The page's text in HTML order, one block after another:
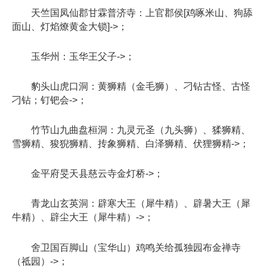
天竺国凤仙郡甘霖普济寺：上官郡侯[鸡啄米山、狗舔
面山、灯焰燎黄金大锁]->；
玉华州：玉华王父子->；
豹头山虎口洞：黄狮精（金毛狮）、刁钻古怪、古怪
刁钻；钉钯会->；
竹节山九曲盘桓洞：九灵元圣（九头狮）、猱狮精、
雪狮精、狻猊狮精、抟象狮精、白泽狮精、伏狸狮精->；
金平府旻天县慈云寺金灯桥->；
青龙山玄英洞：辟寒大王（犀牛精）、辟暑大王（犀
牛精）、辟尘大王（犀牛精）->；
舍卫国百脚山（宝华山）鸡鸣关给孤独园布金禅寺
（祗园）->；